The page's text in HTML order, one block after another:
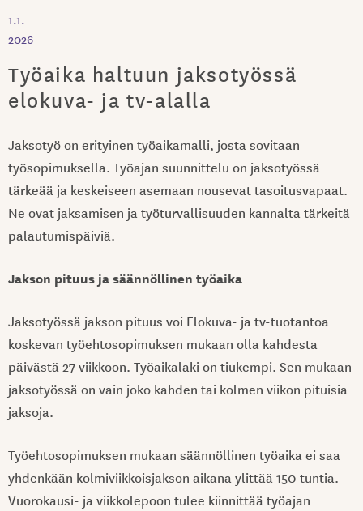
1.1.
2026
Työaika haltuun jaksotyössä
elokuva- ja tv-alalla
Jaksotyö on erityinen työaikamalli, josta sovitaan
työsopimuksella. Työajan suunnittelu on jaksotyössä
tärkeää ja keskeiseen asemaan nousevat tasoitusvapaat.
Ne ovat jaksamisen ja työturvallisuuden kannalta tärkeitä
palautumispäiviä.
Jakson pituus ja säännöllinen työaika
Jaksotyössä jakson pituus voi Elokuva- ja tv-tuotantoa
koskevan työehtosopimuksen mukaan olla kahdesta
päivästä 27 viikkoon. Työaikalaki on tiukempi. Sen mukaan
jaksotyössä on vain joko kahden tai kolmen viikon pituisia
jaksoja.
Työehtosopimuksen mukaan säännöllinen työaika ei saa
yhdenkään kolmiviikkoisjakson aikana ylittää 150 tuntia.
Vuorokausi- ja viikkolepoon tulee kiinnittää työajan